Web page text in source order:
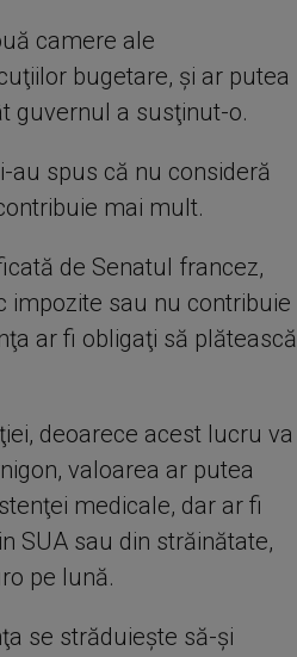
camere ale
bugetare, şi ar putea
guvernul a susţinut-o.
au spus că nu consideră
mai mult.
de Senatul francez,
impozite sau nu contribuie
ar fi obligaţi să plătească
deoarece acest lucru va
valoarea ar putea
medicale, dar ar fi
SUA sau din străinătate,
pe lună.
se străduieşte să-şi